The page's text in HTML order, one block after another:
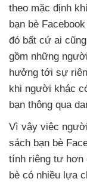
theo mặc định
bạn bè
đó bất cứ ai cũng
gồm những
hưởng tới sự
khi người khác
bạn thông qua
Vì vậy việc
sách bạn bè
tính riêng tư hơn
bè có nhiều lựa